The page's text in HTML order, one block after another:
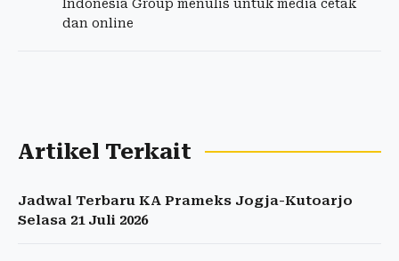
Indonesia Group menulis untuk media cetak
dan online
Artikel Terkait
Jadwal Terbaru KA Prameks Jogja-Kutoarjo
Selasa 21 Juli 2026